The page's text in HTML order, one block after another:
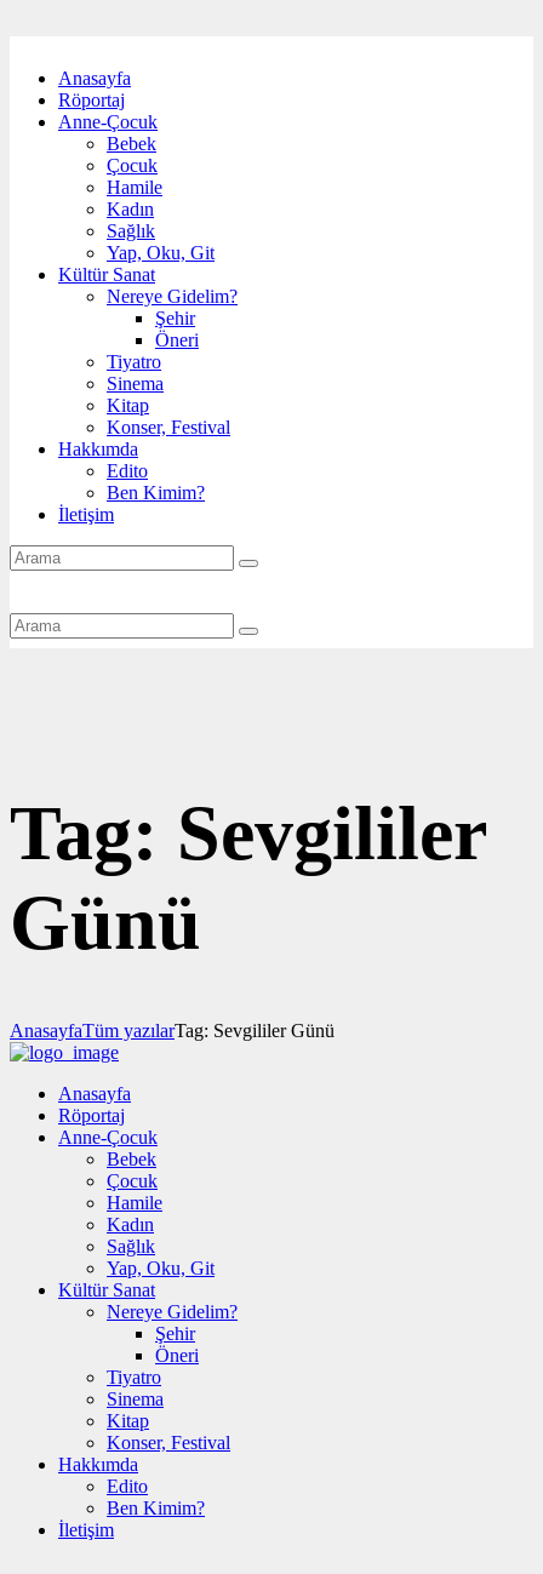
Anasayfa
Röportaj
Anne-Çocuk
Bebek
Çocuk
Hamile
Kadın
Sağlık
Yap, Oku, Git
Kültür Sanat
Nereye Gidelim?
Şehir
Öneri
Tiyatro
Sinema
Kitap
Konser, Festival
Hakkımda
Edito
Ben Kimim?
İletişim
Tag: Sevgililer
Günü
AnasayfaTüm yazılarTag: Sevgililer Günü
Anasayfa
Röportaj
Anne-Çocuk
Bebek
Çocuk
Hamile
Kadın
Sağlık
Yap, Oku, Git
Kültür Sanat
Nereye Gidelim?
Şehir
Öneri
Tiyatro
Sinema
Kitap
Konser, Festival
Hakkımda
Edito
Ben Kimim?
İletişim